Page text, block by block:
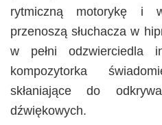
rytmiczną motorykę i
przenoszą słuchacza w
w pełni odzwierciedla
kompozytorka
skłaniające do
dźwiękowych.